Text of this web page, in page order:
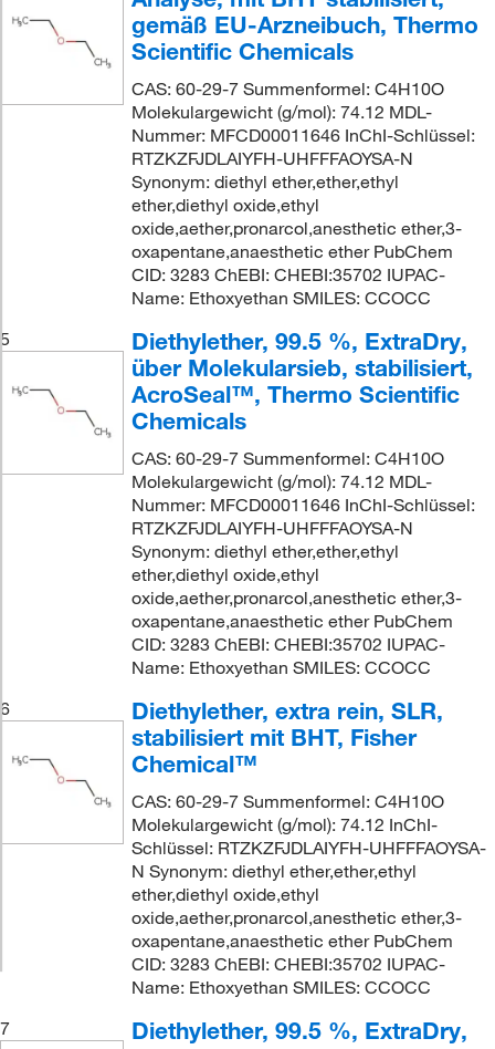
gemäß EU-Arzneibuch, Thermo
Scientific Chemicals
CAS: 60-29-7 Summenformel: C4H10O
Molekulargewicht (g/mol): 74.12 MDL-
Nummer: MFCD00011646 InChI-Schlüssel:
RTZKZFJDLAIYFH-UHFFFAOYSA-N
Synonym: diethyl ether,ether,ethyl
ether,diethyl oxide,ethyl
oxide,aether,pronarcol,anesthetic ether,3-
oxapentane,anaesthetic ether PubChem
CID: 3283 ChEBI: CHEBI:35702 IUPAC-
Name: Ethoxyethan SMILES: CCOCC
5
Diethylether, 99.5 %, ExtraDry,
über Molekularsieb, stabilisiert,
AcroSeal™, Thermo Scientific
Chemicals
CAS: 60-29-7 Summenformel: C4H10O
Molekulargewicht (g/mol): 74.12 MDL-
Nummer: MFCD00011646 InChI-Schlüssel:
RTZKZFJDLAIYFH-UHFFFAOYSA-N
Synonym: diethyl ether,ether,ethyl
ether,diethyl oxide,ethyl
oxide,aether,pronarcol,anesthetic ether,3-
oxapentane,anaesthetic ether PubChem
CID: 3283 ChEBI: CHEBI:35702 IUPAC-
Name: Ethoxyethan SMILES: CCOCC
6
Diethylether, extra rein, SLR,
stabilisiert mit BHT, Fisher
Chemical™
CAS: 60-29-7 Summenformel: C4H10O
Molekulargewicht (g/mol): 74.12 InChI-
Schlüssel: RTZKZFJDLAIYFH-UHFFFAOYSA-
N Synonym: diethyl ether,ether,ethyl
ether,diethyl oxide,ethyl
oxide,aether,pronarcol,anesthetic ether,3-
oxapentane,anaesthetic ether PubChem
CID: 3283 ChEBI: CHEBI:35702 IUPAC-
Name: Ethoxyethan SMILES: CCOCC
7
Diethylether, 99.5 %, ExtraDry,